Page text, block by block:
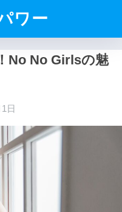
ワー
No No Girlsの魅
日